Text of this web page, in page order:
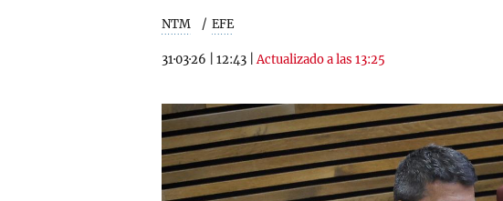
NTM EFE
31·03·26 12:43 |Actualizado a las 13:25